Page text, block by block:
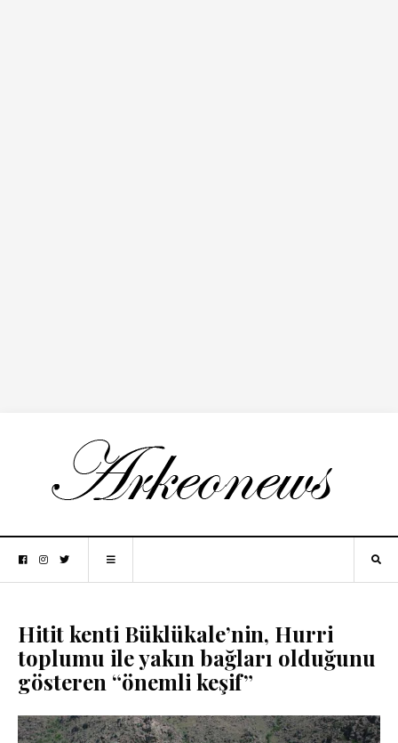
Hitit kenti Büklükale’nin, Hurri
toplumu ile yakın bağları olduğunu
gösteren “önemli keşif”